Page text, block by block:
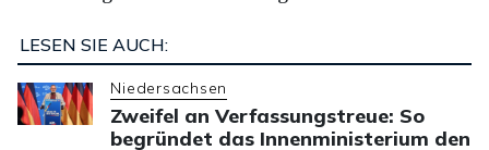
LESEN SIE AUCH:
Niedersachsen
Zweifel an Verfassungstreue: So
begründet das Innenministerium den